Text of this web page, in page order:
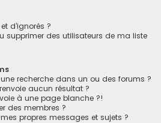
d’ignorés ?
supprimer des utilisateurs de ma liste
recherche dans un ou des forums ?
aucun résultat ?
à une page blanche ?!
des membres ?
propres messages et sujets ?